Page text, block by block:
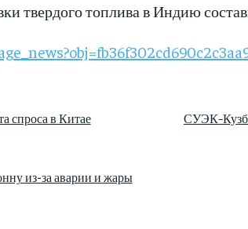
твердого топлива в Индию
спроса в Китае
СУЭК-
из-за аварии и жары